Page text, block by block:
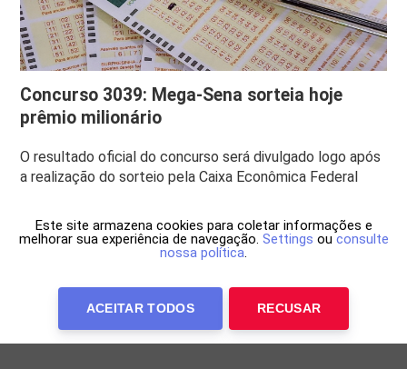
Concurso 3039: Mega-Sena sorteia hoje
prêmio milionário
O resultado oficial do concurso será divulgado logo após
a realização do sorteio pela Caixa Econômica Federal
Este site armazena cookies para coletar informações e
melhorar sua experiência de navegação. Settings ou consulte
nossa política.
ACEITAR TODOS RECUSAR